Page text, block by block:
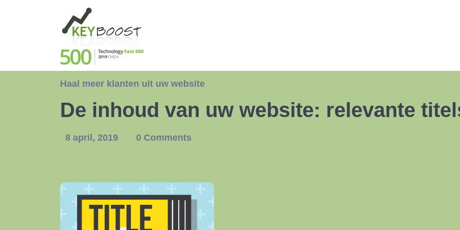
Haal meer klanten uit uw website
De inhoud van uw website: relevante
8 april, 2019 0 Comments